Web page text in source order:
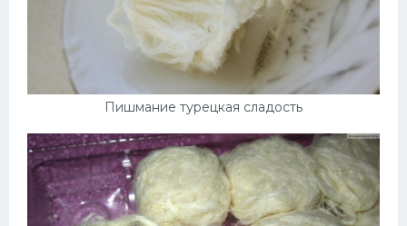
Пишмание турецкая сладость